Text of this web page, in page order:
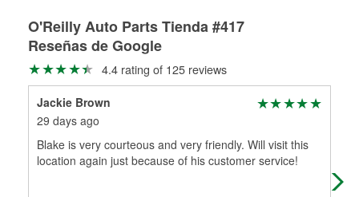
O'Reilly Auto Parts Tienda #417
Reseñas de Google
4.4 rating of 125 reviews
Jackie Brown
29 days ago
Blake is very courteous and very friendly. Will visit this
location again just because of his customer service!